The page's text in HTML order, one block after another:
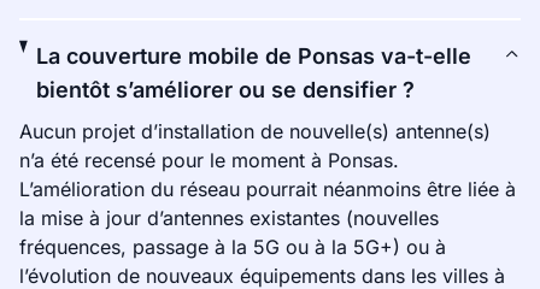
La couverture mobile de Ponsas va-t-elle
bientôt s’améliorer ou se densifier ?
Aucun projet d’installation de nouvelle(s) antenne(s)
n’a été recensé pour le moment à Ponsas.
L’amélioration du réseau pourrait néanmoins être liée à
la mise à jour d’antennes existantes (nouvelles
fréquences, passage à la 5G ou à la 5G+) ou à
l’évolution de nouveaux équipements dans les villes à